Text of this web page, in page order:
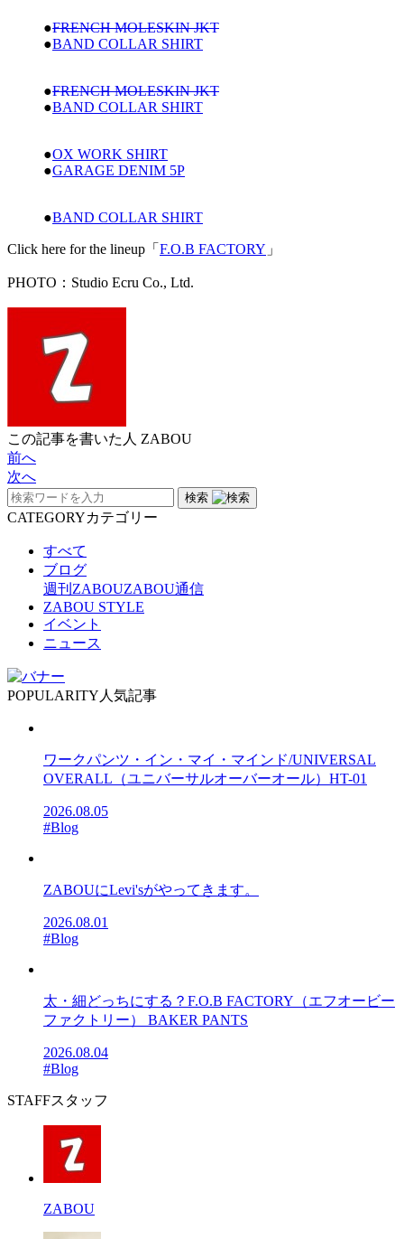
●FRENCH MOLESKIN JKT
●BAND COLLAR SHIRT
●FRENCH MOLESKIN JKT
●BAND COLLAR SHIRT
●OX WORK SHIRT
●GARAGE DENIM 5P
●BAND COLLAR SHIRT
Click here for the lineup「 F.O.B FACTORY 」
PHOTO：Studio Ecru Co., Ltd.
この記事を書いた人 ZABOU
前へ
次へ
検索
CATEGORYカテゴリー
すべて
ブログ
週刊ZABOUZABOU通信
ZABOU STYLE
イベント
ニュース
POPULARITY 人気記事
ワークパンツ・イン・マイ・マインド/UNIVERSAL
OVERALL（ユニバーサルオーバーオール）HT-01
2026.08.05
#Blog
ZABOUにLevi'sがやってきます。
2026.08.01
#Blog
太・細どっちにする？F.O.B FACTORY（エフオービー
ファクトリー） BAKER PANTS
2026.08.04
#Blog
STAFFスタッフ
ZABOU